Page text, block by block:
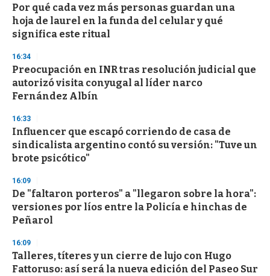
Por qué cada vez más personas guardan una
hoja de laurel en la funda del celular y qué
significa este ritual
16:34
Preocupación en INR tras resolución judicial que
autorizó visita conyugal al líder narco
Fernández Albín
16:33
Influencer que escapó corriendo de casa de
sindicalista argentino contó su versión: "Tuve un
brote psicótico"
16:09
De "faltaron porteros" a "llegaron sobre la hora":
versiones por líos entre la Policía e hinchas de
Peñarol
16:09
Talleres, títeres y un cierre de lujo con Hugo
Fattoruso: así será la nueva edición del Paseo Sur